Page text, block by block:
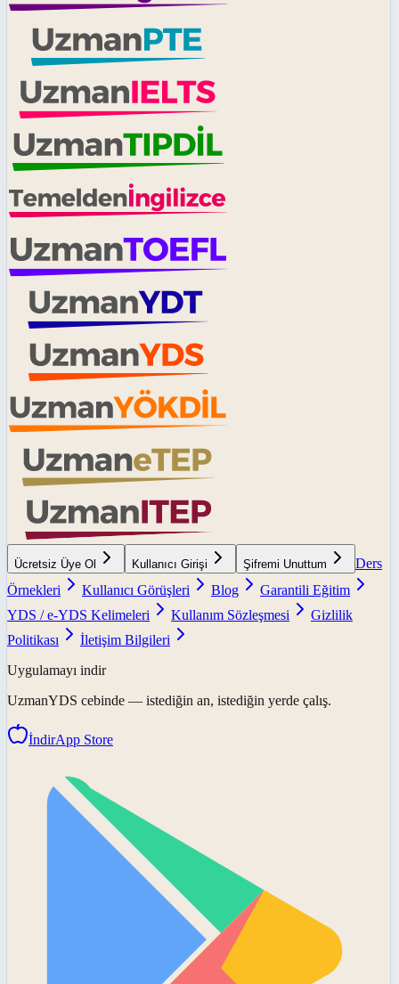
Ücretsiz Üye Ol Kullanıcı Girişi Şifremi Unuttum
Ders
Örnekleri
Kullanıcı Görüşleri Blog
Garantili Eğitim
YDS / e-YDS Kelimeleri
Kullanım Sözleşmesi
Gizlilik
Politikası
İletişim Bilgileri
Uygulamayı indir
UzmanYDS cebinde — istediğin an, istediğin yerde çalış.
İndirApp Store